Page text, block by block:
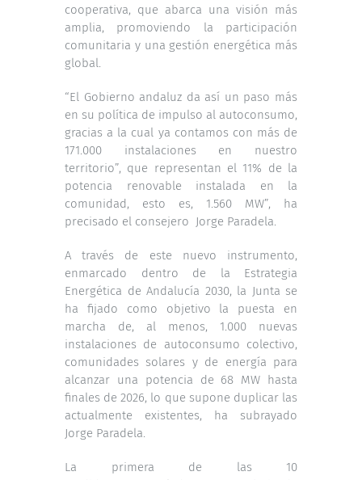
cooperativa, que abarca una visión más
amplia, promoviendo la participación
comunitaria y una gestión energética más
global.
“El Gobierno andaluz da así un paso más
en su política de impulso al autoconsumo,
gracias a la cual ya contamos con más de
171.000 instalaciones en nuestro
territorio”, que representan el 11% de la
potencia renovable instalada en la
comunidad, esto es, 1.560 MW”, ha
precisado el consejero Jorge Paradela.
A través de este nuevo instrumento,
enmarcado dentro de la Estrategia
Energética de Andalucía 2030, la Junta se
ha fijado como objetivo la puesta en
marcha de, al menos, 1.000 nuevas
instalaciones de autoconsumo colectivo,
comunidades solares y de energía para
alcanzar una potencia de 68 MW hasta
finales de 2026, lo que supone duplicar las
actualmente existentes, ha subrayado
Jorge Paradela.
La primera de las 10